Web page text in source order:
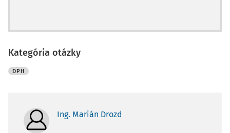
Kategória otázky
DPH
Ing. Marián Drozd